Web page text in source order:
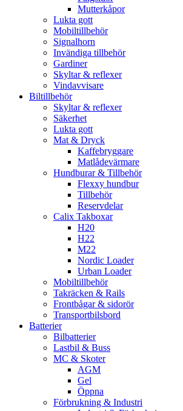
Mutterkåpor
Lukta gott
Mobiltillbehör
Signalhorn
Invändiga tillbehör
Gardiner
Skyltar & reflexer
Vindavvisare
Biltillbehör
Skyltar & reflexer
Säkerhet
Lukta gott
Mat & Dryck
Kaffebryggare
Matlådevärmare
Hundburar & Tillbehör
Flexxy hundbur
Tillbehör
Reservdelar
Calix Takboxar
H20
H22
M22
Nordic Loader
Urban Loader
Mobiltillbehör
Takräcken & Rails
Frontbågar & sidorör
Transportbilsbord
Batterier
Bilbatterier
Lastbil & Buss
MC & Skoter
AGM
Gel
Öppna
Förbrukning & Industri